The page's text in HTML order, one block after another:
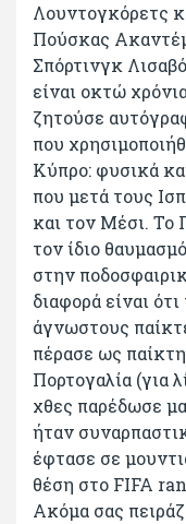
Λουντογκόρετς
Πούσκας
Σπόρτινγκ
είναι οκτώ
ζητούσε
που
Κύπρο: φυσικά
που μετά τους
και τον Μέσι. Το
τον ίδιο
στην
διαφορά είναι
άγνωστους
πέρασε ως
Πορτογαλία (για
χθες παρέδωσε
ήταν
έφτασε σε
θέση στο FIFA
Ακόμα σας